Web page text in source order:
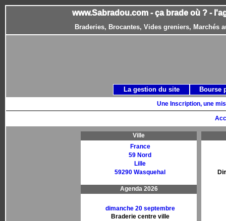
www.Sabradou.com - ça brade où ? -
Braderies, Brocantes, Vides greniers, Marchés
Une Inscription, une
Ville
France
59 Nord
Lille
59290 Wasquehal
Agenda 2026
dimanche 20 septembre
Braderie centre ville
La gestion du site Bourse